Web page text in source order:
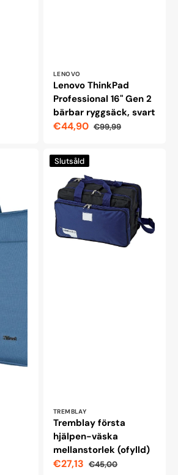
Leverantör:
LENOVO
Lenovo ThinkPad
Professional 16" Gen 2
bärbar ryggsäck, svart
Reapris
€44,90
Ordinarie
€99,99
Tremblay
första
hjälpen-
väska
mellanstorlek
(ofylld)
Slutsåld
Leverantör:
TREMBLAY
Tremblay första
hjälpen-väska
mellanstorlek (ofylld)
Reapris
€27,13
Ordinarie
€45,00